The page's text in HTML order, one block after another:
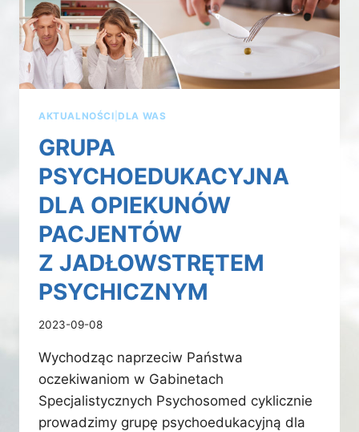
AKTUALNOŚCI |DLA WAS
GRUPA
PSYCHOEDUKACYJNA
DLA OPIEKUNÓW
PACJENTÓW
Z JADŁOWSTRĘTEM
PSYCHICZNYM
2023-09-08
Wychodząc naprzeciw Państwa
oczekiwaniom w Gabinetach
Specjalistycznych Psychosomed cyklicznie
prowadzimy grupę psychoedukacyjną dla